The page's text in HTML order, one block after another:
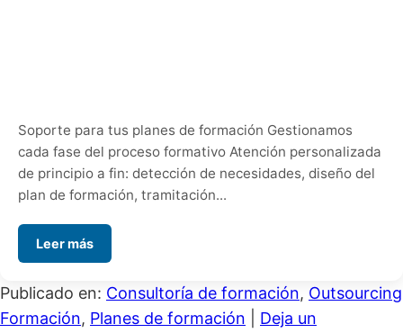
Soporte para tus planes de formación Gestionamos
cada fase del proceso formativo Atención personalizada
de principio a fin: detección de necesidades, diseño del
plan de formación, tramitación...
Leer más
Publicado en: Consultoría de formación, Outsourcing
Formación, Planes de formación
Deja un